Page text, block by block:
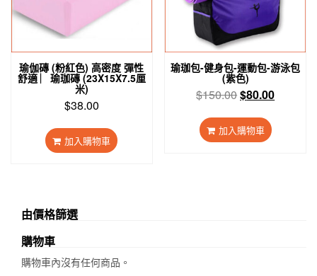
瑜伽磚 (粉紅色) 高密度 彈性
舒適 ︳瑜珈磚 (23X15X7.5厘
米)
$38.00
加入購物車
瑜珈包-健身包-運動包-游泳包
(紫色)
$150.00原
價
格：
$80.00目
加入購物車
由價格篩選
購物車
購物車內沒有任何商品。